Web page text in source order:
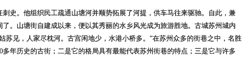
史。他组织民工疏通山塘河并顺势拓展了河提，供车马往来驱驰。自此，兼
。山塘街自建成以来，便以其秀丽的水乡风光成为旅游胜地。古城苏州城内
苏见，人家尽枕河。古宫闲地少，水港小桥多。”在苏州众多的街巷之中，名胜
年历史的古街；二是它的格局具有最能代表苏州街巷的特点；三是它与许多